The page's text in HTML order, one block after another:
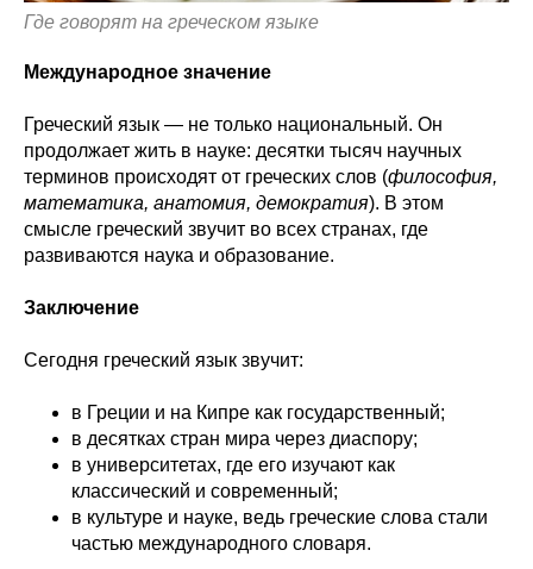
Где говорят на греческом языке
Международное значение
Греческий язык — не только национальный. Он
продолжает жить в науке: десятки тысяч научных
терминов происходят от греческих слов (философия,
математика, анатомия, демократия). В этом
смысле греческий звучит во всех странах, где
развиваются наука и образование.
Заключение
Сегодня греческий язык звучит:
в Греции и на Кипре как государственный;
в десятках стран мира через диаспору;
в университетах, где его изучают как
классический и современный;
в культуре и науке, ведь греческие слова стали
частью международного словаря.